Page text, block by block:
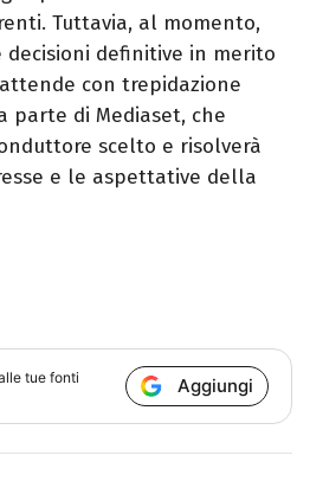
Tuttavia, al momento,
definitive in merito
con trepidazione
parte di Mediaset, che
scelto e risolverà
e le aspettative della
tue fonti
Aggiungi